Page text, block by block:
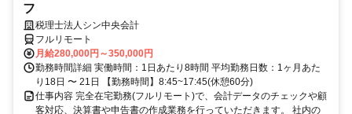
フ
税理士法人シン中央会計
フルリモート
月給280,000円～350,000円
勤務時間詳細 実働時間：1日あたり8時間 平均勤務日数：1ヶ月あた
り18日 〜 21日 【勤務時間】8:45~17:45(休憩60分)
仕事内容 完全在宅勤務(フルリモート)で、会計データのチェックや顧
客対応、決算書や申告書の作成業務を行っていただきます。 社内の